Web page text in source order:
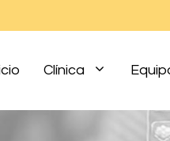
Clínica